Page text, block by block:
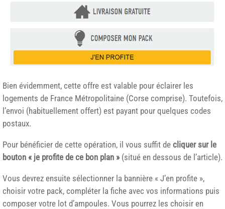
Bien évidemment, cette offre est valable pour éclairer les
logements de France Métropolitaine (Corse comprise). Toutefois,
l’envoi (habituellement offert) est payant pour quelques codes
postaux.
Pour bénéficier de cette opération, il vous suffit de cliquer sur le
bouton « je profite de ce bon plan »(situé en dessous de l’article).
Vous devrez ensuite sélectionner la bannière « J’en profite »,
choisir votre pack, compléter la fiche avec vos informations puis
composer votre lot d’ampoules. Vous pourrez les choisir en